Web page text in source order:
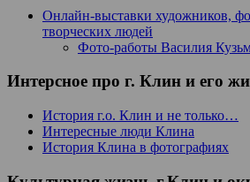
Онлайн-выставки художников,
творческих людей
Фото-работы Василия
Интерсное про г. Клин и его
История г.о. Клин и не только…
Интересные люди Клина
История Клина в фотографиях